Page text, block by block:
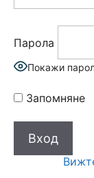
Парола
Покажи
Запомняне